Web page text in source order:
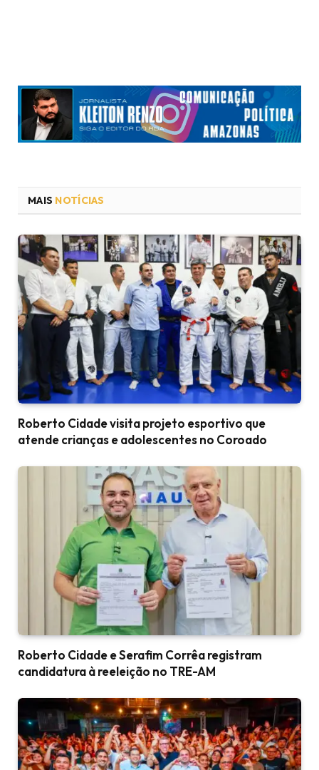
MAIS NOTÍCIAS
Roberto Cidade visita projeto esportivo que
atende crianças e adolescentes no Coroado
Roberto Cidade e Serafim Corrêa registram
candidatura à reeleição no TRE-AM